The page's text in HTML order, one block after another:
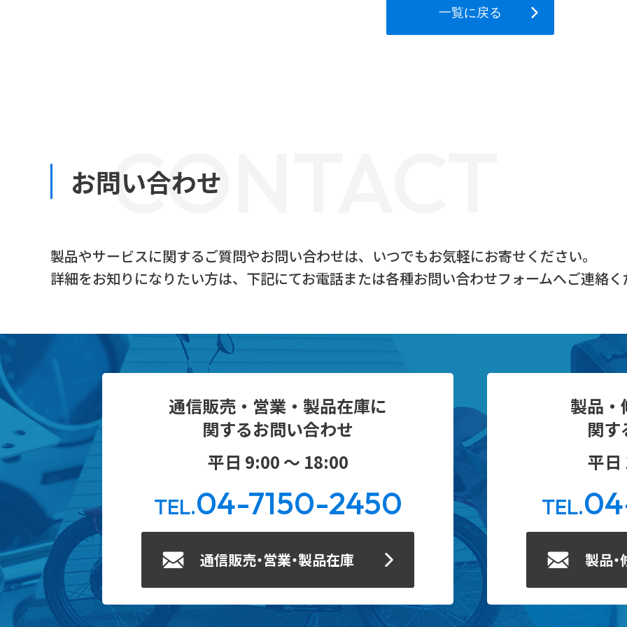
一覧に戻る
CONTACT
お問い合わせ
製品やサービスに関するご質問やお問い合わせは、 いつでもお気軽にお寄せください。
詳細をお知りになりたい方は、下記にてお電話または各種お問い合わせフォームへご連絡
通信販売・営業・製品在庫に
関するお問い合わせ
平日 9:00 ～ 18:00
TEL.04-7150-2450
通信販売・営業・製品在庫
製品・
関す
平日
TEL.
製品・